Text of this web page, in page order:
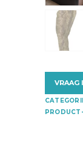
VRAAG